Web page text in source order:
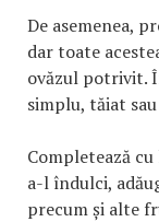
De asemenea,
dar toate
ovăzul potrivit.
simplu, tăiat
Completează
a-l îndulci,
precum și alte